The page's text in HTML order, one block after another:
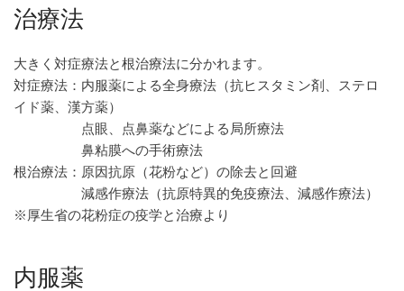
治療法
大きく対症療法と根治療法に分かれます。
対症療法：内服薬による全身療法（抗ヒスタミン剤、ステロ
イド薬、漢方薬）
点眼、点鼻薬などによる局所療法
鼻粘膜への手術療法
根治療法：原因抗原（花粉など）の除去と回避
減感作療法（抗原特異的免疫療法、減感作療法）
※厚生省の花粉症の疫学と治療より
内服薬